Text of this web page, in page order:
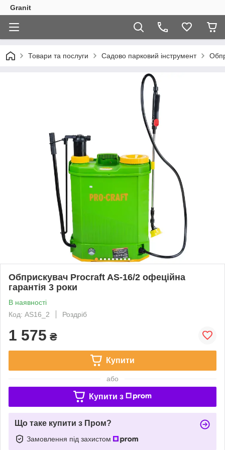
Granit
Товари та послуги Садово парковий інструмент
Обприскувач Procraft AS-16/2 офеційна
гарантія 3 роки
В наявності
Код: AS16_2
Роздріб
1 575 ₴
Купити
або
Купити з
Що таке купити з Пром?
Замовлення під захистом